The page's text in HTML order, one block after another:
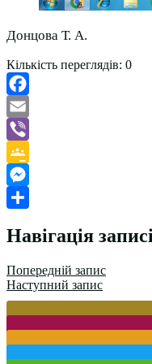
Донцова Т. А.
Кількість переглядів: 0
Facebook
Email
Viber
Google
Classroom
Messenger
Навігація
Попередній запис
Наступний запис
Запобігання
Міжнародна